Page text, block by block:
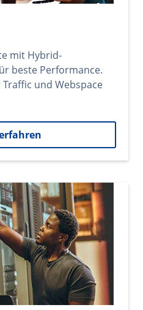
mit Hybrid-
beste Performance.
und Webspace